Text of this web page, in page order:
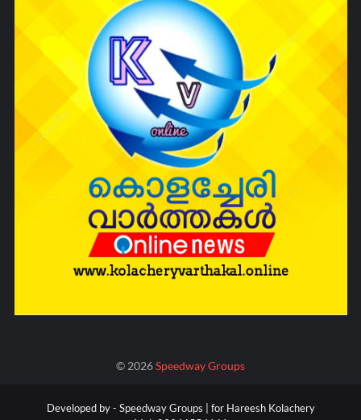
©2026Speedway Groups
Developed by - Speedway Groups | for Hareesh Kolachery